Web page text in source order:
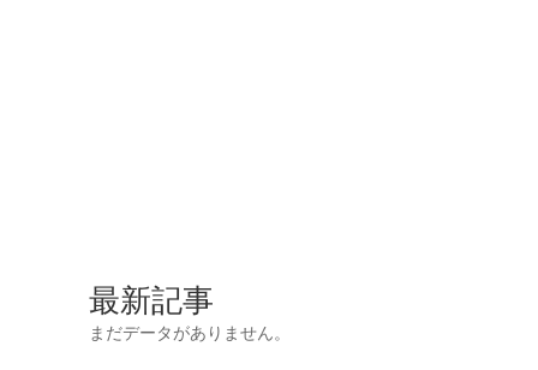
最新記事
まだデータがありません。